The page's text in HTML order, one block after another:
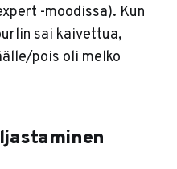
-moodissa). Kun
sai kaivettua,
pois oli melko